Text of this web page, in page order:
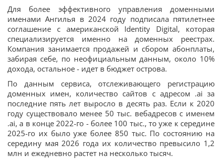
Для более эффективного управления доменными
именами Ангилья в 2024 году подписала пятилетнее
соглашение с американской Identity Digital, которая
специализируется именно на доменных реестрах.
Компания занимается продажей и сбором абонплаты,
забирая себе, по неофициальным данным, около 10%
дохода, остальное - идет в бюджет острова.
По данным сервиса, отслеживающего регистрацию
доменных имен, количество сайтов с адресом .ai за
последние пять лет выросло в десять раз. Если к 2020
году существовало менее 50 тыс. вебадресов с именем
.ai, а в конце 2022-го - более 100 тыс., то уже к середине
2025-го их было уже более 850 тыс. По состоянию на
середину мая 2026 года их количество превысило 1,2
млн и ежедневно растет на несколько тысяч.